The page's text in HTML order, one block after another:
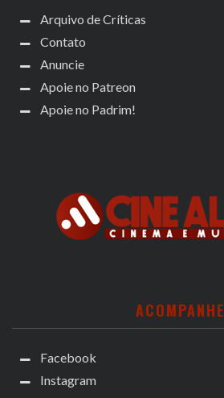
Arquivo de Críticas
Contato
Anuncie
Apoie no Patreon
Apoie no Padrim!
ACOMPANHE
Facebook
Instagram